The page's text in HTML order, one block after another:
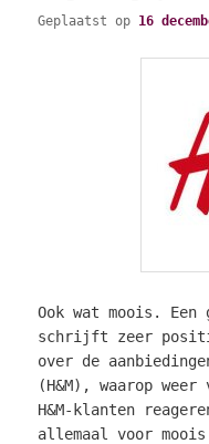
Geplaatst op 16
Ook wat moois. Een
schrijft zeer
over de
(H&M), waarop
H&M-klanten
allemaal voor